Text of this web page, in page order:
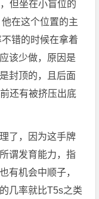
但坐在小盲位的
在这个位置的主
错的时候在拿着
该少做，原因是
封顶的，且后面
还有被挤压出底
了，因为这手牌
谓发育能力，指
有机会中顺子，
几率就比T5s之类